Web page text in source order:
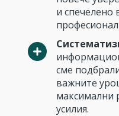
и спечелено
сме
важните
максимални
усилия.